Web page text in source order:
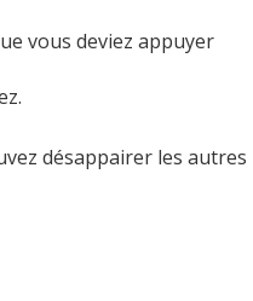
vous deviez appuyer
désappairer les autres